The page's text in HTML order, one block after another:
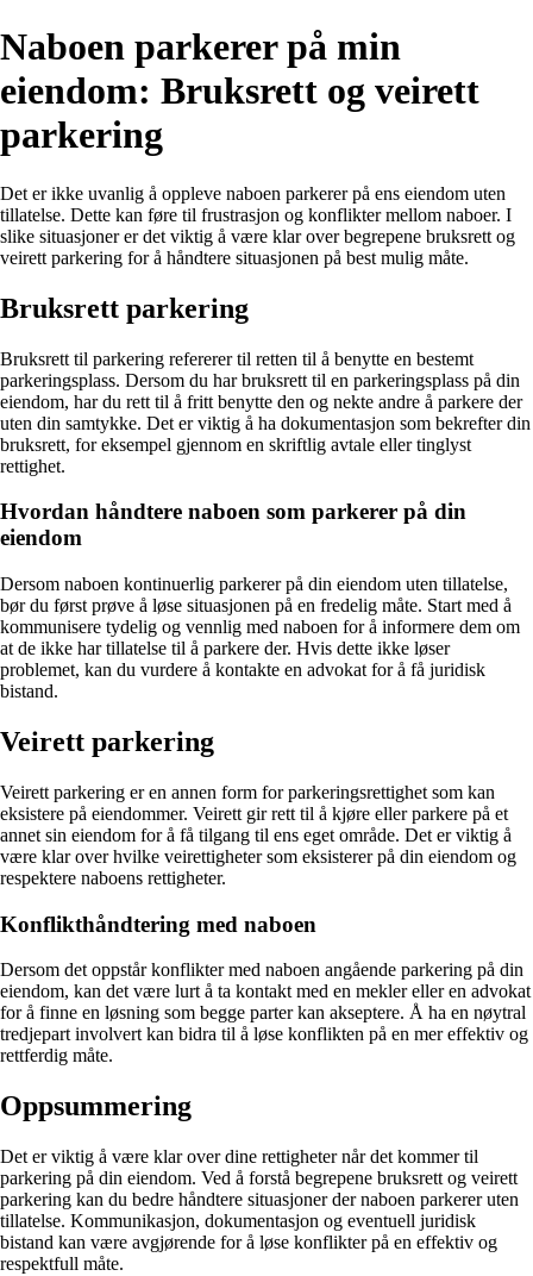
Naboen parkerer på min
eiendom: Bruksrett og veirett
parkering
Det er ikke uvanlig å oppleve naboen parkerer på ens eiendom uten
tillatelse. Dette kan føre til frustrasjon og konflikter mellom naboer. I
slike situasjoner er det viktig å være klar over begrepene bruksrett og
veirett parkering for å håndtere situasjonen på best mulig måte.
Bruksrett parkering
Bruksrett til parkering refererer til retten til å benytte en bestemt
parkeringsplass. Dersom du har bruksrett til en parkeringsplass på din
eiendom, har du rett til å fritt benytte den og nekte andre å parkere der
uten din samtykke. Det er viktig å ha dokumentasjon som bekrefter din
bruksrett, for eksempel gjennom en skriftlig avtale eller tinglyst
rettighet.
Hvordan håndtere naboen som parkerer på din
eiendom
Dersom naboen kontinuerlig parkerer på din eiendom uten tillatelse,
bør du først prøve å løse situasjonen på en fredelig måte. Start med å
kommunisere tydelig og vennlig med naboen for å informere dem om
at de ikke har tillatelse til å parkere der. Hvis dette ikke løser
problemet, kan du vurdere å kontakte en advokat for å få juridisk
bistand.
Veirett parkering
Veirett parkering er en annen form for parkeringsrettighet som kan
eksistere på eiendommer. Veirett gir rett til å kjøre eller parkere på et
annet sin eiendom for å få tilgang til ens eget område. Det er viktig å
være klar over hvilke veirettigheter som eksisterer på din eiendom og
respektere naboens rettigheter.
Konflikthåndtering med naboen
Dersom det oppstår konflikter med naboen angående parkering på din
eiendom, kan det være lurt å ta kontakt med en mekler eller en advokat
for å finne en løsning som begge parter kan akseptere. Å ha en nøytral
tredjepart involvert kan bidra til å løse konflikten på en mer effektiv og
rettferdig måte.
Oppsummering
Det er viktig å være klar over dine rettigheter når det kommer til
parkering på din eiendom. Ved å forstå begrepene bruksrett og veirett
parkering kan du bedre håndtere situasjoner der naboen parkerer uten
tillatelse. Kommunikasjon, dokumentasjon og eventuell juridisk
bistand kan være avgjørende for å løse konflikter på en effektiv og
respektfull måte.